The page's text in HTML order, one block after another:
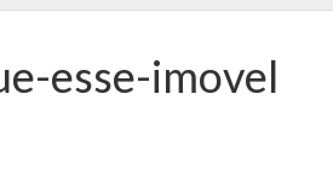
esse-imovel